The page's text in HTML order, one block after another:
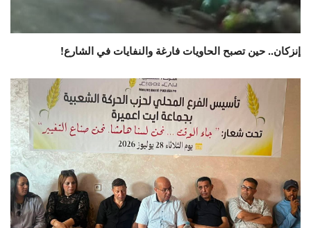
إنزكان.. حين تصبح الحاويات فارغة والنفايات في الشارع!